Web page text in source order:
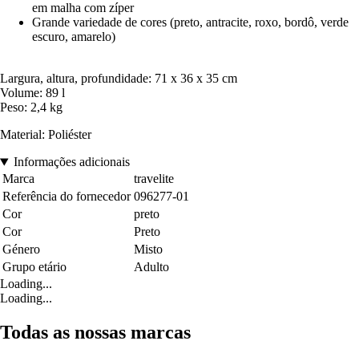
em malha com zíper
Grande variedade de cores (preto, antracite, roxo, bordô, verde
escuro, amarelo)
Largura, altura, profundidade: 71 x 36 x 35 cm
Volume: 89 l
Peso: 2,4 kg
Material: Poliéster
Informações adicionais
Marca
travelite
Referência do fornecedor 096277-01
Cor
preto
Cor
Preto
Género
Misto
Grupo etário
Adulto
Loading...
Loading...
Todas as nossas marcas